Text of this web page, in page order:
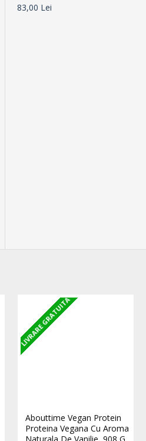
83,00 Lei
LIVRARE GRATUITA
Abouttime Vegan Protein
Proteina Vegana Cu Aroma